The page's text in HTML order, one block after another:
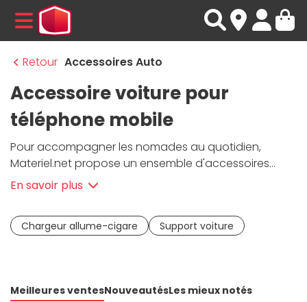
MENU
Retour Accessoires Auto
Accessoire voiture pour
téléphone mobile
Pour accompagner les nomades au quotidien,
Materiel.net propose un ensemble d'accessoires
dédiés à la téléphonie mobile. Pour les
ou les smartphones Android, protégez votre
téléphone contre les rayures et les chocs, améliorez
l'autonomie de votre téléphone grâce aux chargeurs
En savoir plus
Chargeur allume-cigare Support voiture
Meilleures ventesNouveautésLes mieux notés